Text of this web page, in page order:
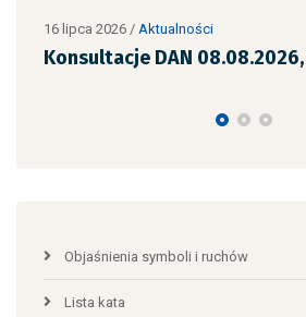
16 lipca 2026 / Aktualności
Konsultacje DAN
Objaśnienia symboli i ruchów
Lista kata